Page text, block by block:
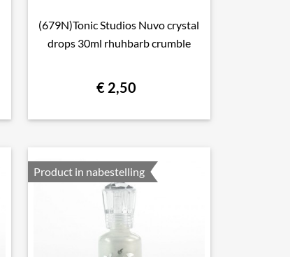
 Snel bekijken
(679N)Tonic Studios Nuvo crystal
drops 30ml rhuhbarb crumble
€ 2,50
Product in nabestelling